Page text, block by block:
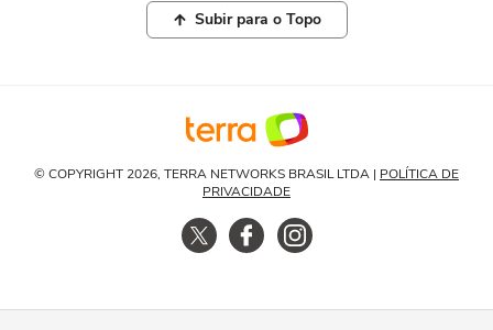
Subir para o Topo
© COPYRIGHT 2026, TERRA NETWORKS BRASIL LTDA | POLÍTICA DE
PRIVACIDADE